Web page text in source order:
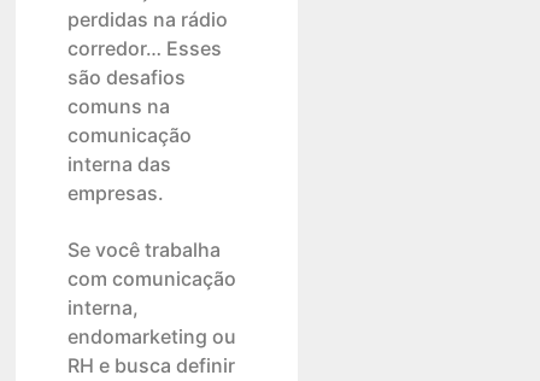
perdidas na rádio
corredor… Esses
são desafios
comuns na
comunicação
interna das
empresas.
Se você trabalha
com comunicação
interna,
endomarketing ou
RH e busca definir